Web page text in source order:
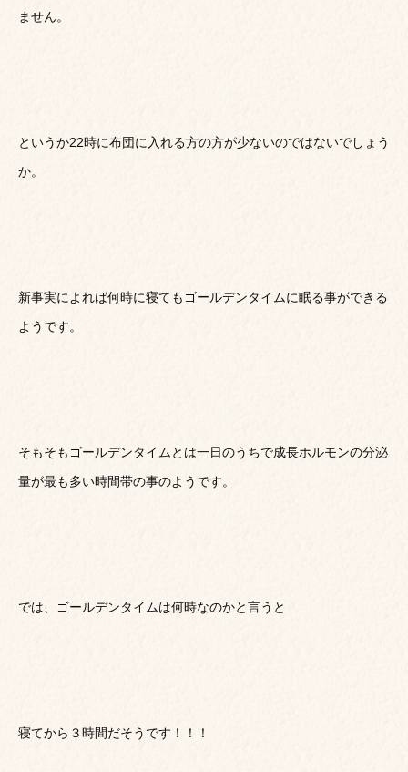
ません。
というか22時に布団に入れる方の方が少ないのではないでしょう
か。
新事実によれば何時に寝てもゴールデンタイムに眠る事ができる
ようです。
そもそもゴールデンタイムとは一日のうちで成長ホルモンの分泌
量が最も多い時間帯の事のようです。
では、ゴールデンタイムは何時なのかと言うと
寝てから３時間だそうです！！！